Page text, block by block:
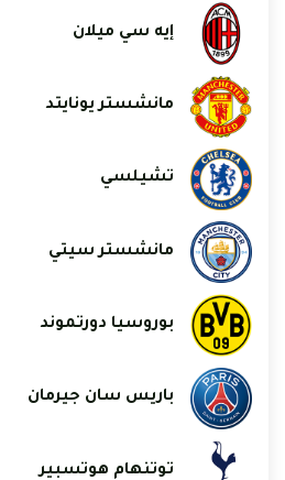
إيه سي ميلان
مانشستر يونايتد
تشيلسي
مانشستر سيتي
بوروسيا دورتموند
باريس سان جيرمان
توتنهام هوتسبير